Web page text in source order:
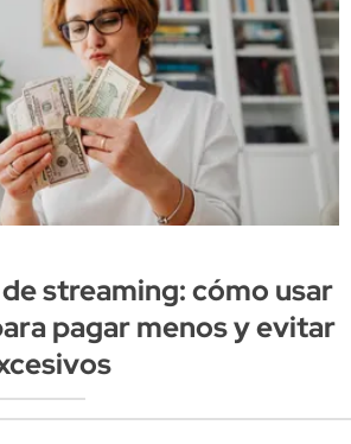
streaming: cómo usar
pagar menos y evitar